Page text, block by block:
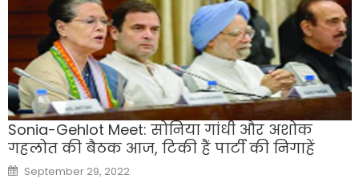
Sonia-Gehlot Meet: सोनिया गांधी और अशोक
गहलोत की बैठक आज, टिकी हैं पार्टी की निगाहें
Posted
on
September 29, 2022